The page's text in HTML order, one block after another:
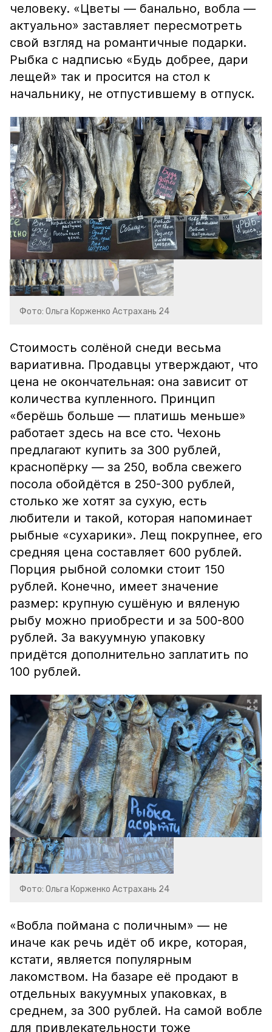
человеку. «Цветы — банально, вобла —
актуально» заставляет пересмотреть
свой взгляд на романтичные подарки.
Рыбка с надписью «Будь добрее, дари
лещей» так и просится на стол к
начальнику, не отпустившему в отпуск.
Фото: Ольга Корженко Астрахань 24
Стоимость солёной снеди весьма
вариативна. Продавцы утверждают, что
цена не окончательная: она зависит от
количества купленного. Принцип
«берёшь больше — платишь меньше»
работает здесь на все сто. Чехонь
предлагают купить за 300 рублей,
краснопёрку — за 250, вобла свежего
посола обойдётся в 250-300 рублей,
столько же хотят за сухую, есть
любители и такой, которая напоминает
рыбные «сухарики». Лещ покрупнее, его
средняя цена составляет 600 рублей.
Порция рыбной соломки стоит 150
рублей. Конечно, имеет значение
размер: крупную сушёную и вяленую
рыбу можно приобрести и за 500-800
рублей. За вакуумную упаковку
придётся дополнительно заплатить по
100 рублей.
Фото: Ольга Корженко Астрахань 24
«Вобла поймана с поличным» — не
иначе как речь идёт об икре, которая,
кстати, является популярным
лакомством. На базаре её продают в
отдельных вакуумных упаковках, в
среднем, за 300 рублей. На самой вобле
для привлекательности тоже